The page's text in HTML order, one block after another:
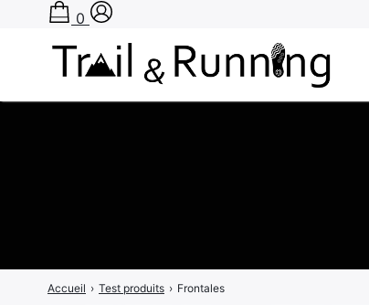
Accueil › Test produits › Frontales
0